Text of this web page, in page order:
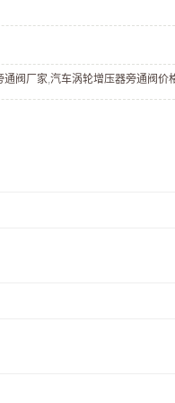
通阀厂家,汽车涡轮增压器旁通阀价